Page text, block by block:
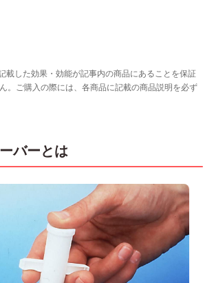
載した効果・効能が記事内の商品にあることを保証
。ご購入の際には、各商品に記載の商品説明を必ず
バーとは